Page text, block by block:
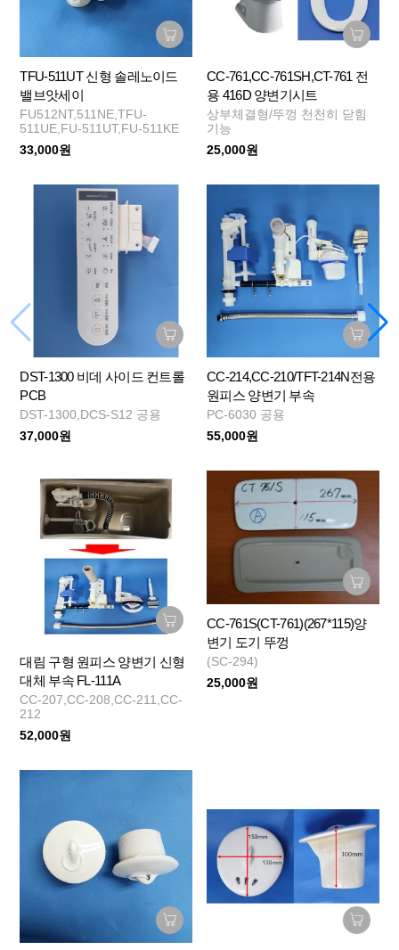
TFU-511UT 신형 솔레노이드
밸브앗세이
FU512NT,511NE,TFU-
511UE,FU-511UT,FU-511KE
33,000원
CC-761,CC-761SH,CT-761 전
용 416D 양변기시트
상부체결형/뚜껑 천천히 닫힘
기능
25,000원
DST-1300 비데 사이드 컨트롤
PCB
DST-1300,DCS-S12 공용
37,000원
CC-214,CC-210/TFT-214N전용
원피스 양변기 부속
PC-6030 공용
55,000원
대림 구형 원피스 양변기 신형
대체 부속 FL-111A
CC-207,CC-208,CC-211,CC-
212
52,000원
CC-761S(CT-761)(267*115)양
변기 도기 뚜껑
(SC-294)
25,000원